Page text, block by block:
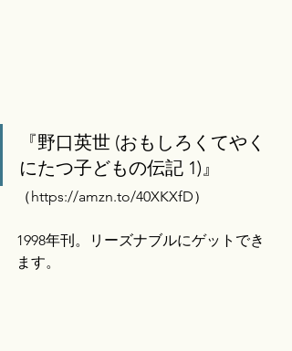
『野口英世 (おもしろくてやく
にたつ子どもの伝記 1)』
（ https://amzn.to/40XKXfD）
1998年刊。リーズナブルにゲットでき
ます。